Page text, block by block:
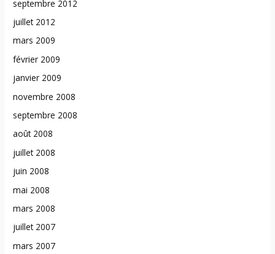
septembre 2012
juillet 2012
mars 2009
février 2009
janvier 2009
novembre 2008
septembre 2008
août 2008
juillet 2008
juin 2008
mai 2008
mars 2008
juillet 2007
mars 2007